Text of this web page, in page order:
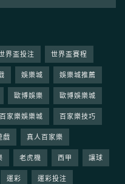
界盃投注 世界盃賽程
娛樂城 娛樂城推薦
歐博娛樂 歐博娛樂城
百家樂娛樂城 百家樂技巧
戲 真人百家樂
老虎機 西甲 讓球
運彩 運彩投注